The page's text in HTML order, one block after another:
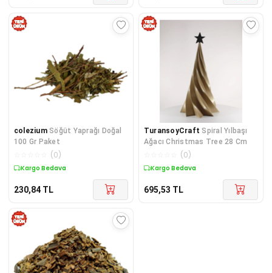
colezium Söğüt Yaprağı Doğal
100 Gr Paket
(0)
Kargo Bedava
230,84 TL
TuransoyCraft Spiral Yılbaşı
Ağacı Christmas Tree 28 Cm
(0)
Kargo Bedava
695,53 TL